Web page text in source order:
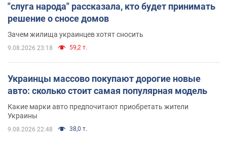
"слуга народа" рассказала, кто будет принимать
решение о сносе домов
Зачем жилища украинцев хотят сносить
9.08.2026 23:18 59,2 т.
Украинцы массово покупают дорогие новые
авто: сколько стоит самая популярная модель
Какие марки авто предпочитают приобретать жители
Украины
9.08.2026 22:48 38,0 т.